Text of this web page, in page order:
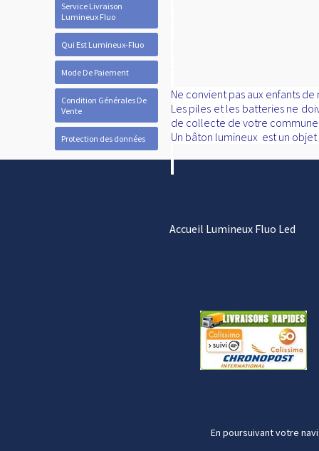
Service Livraison
Lumineux Fluo
Qui Est Lumineux-Fluo
Mode De Paiement
Condition Générales De
Vente
Protection des données
Accueil Lumineux Fluo Led
En poursuivant votre
Ne convient pas aux enfants
Les piles et les batteries ne
de collecte de votre
Un bâton lumineux est un